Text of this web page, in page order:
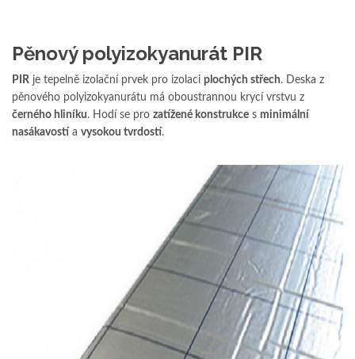
Pěnový polyizokyanurát PIR
PIR je tepelně izolační prvek pro izolaci plochých střech. Deska z
pěnového polyizokyanurátu má oboustrannou krycí vrstvu z
černého hliníku. Hodí se pro zatížené konstrukce s minimální
nasákavostí a vysokou tvrdostí.